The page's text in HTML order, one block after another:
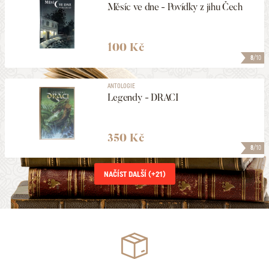
8/10
Měsíc ve dne - Povídky z jihu Čech
100 Kč
8/10
ANTOLOGIE
Legendy - DRACI
350 Kč
NAČÍST DALŠÍ (+21)